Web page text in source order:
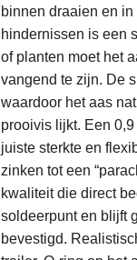
binnen draaien en
hindernissen is een
of planten moet het
vangend te zijn. De
waardoor het aas
prooivis lijkt. Een
juiste sterkte en
zinken tot een
kwaliteit die direct
soldeerpunt en blijft
bevestigd.